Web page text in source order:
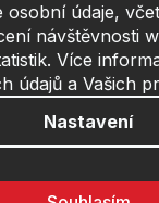
osobní údaje,
návštěvnosti
Více
údajů a Vašich
Nastavení
info@
774 19 55